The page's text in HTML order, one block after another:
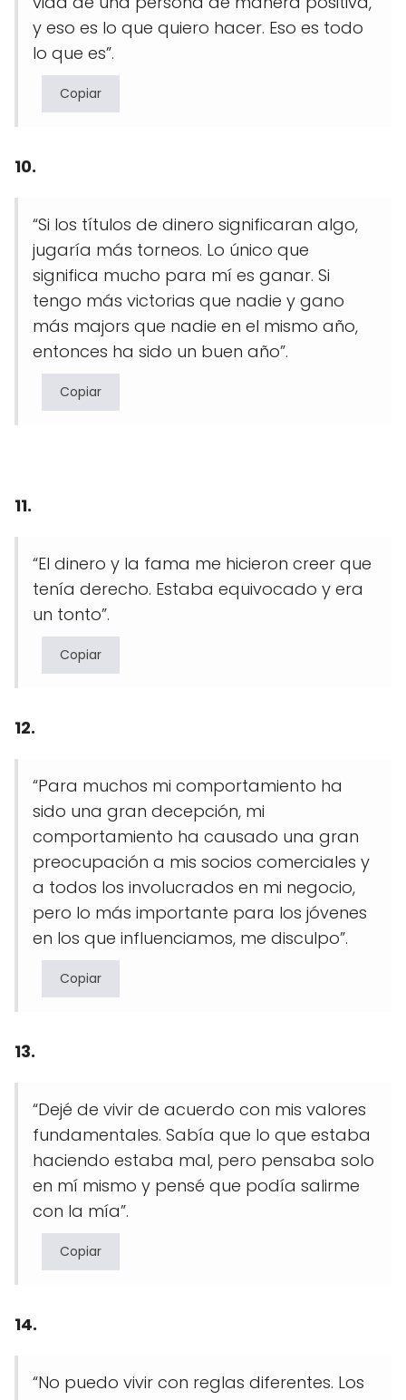
y eso es lo que quiero hacer. Eso es todo
lo que es”.
Copiar
10.
“Si los títulos de dinero significaran algo,
jugaría más torneos. Lo único que
significa mucho para mí es ganar. Si
tengo más victorias que nadie y gano
más majors que nadie en el mismo año,
entonces ha sido un buen año”.
Copiar
11.
“El dinero y la fama me hicieron creer que
tenía derecho. Estaba equivocado y era
un tonto”.
Copiar
12.
“Para muchos mi comportamiento ha
sido una gran decepción, mi
comportamiento ha causado una gran
preocupación a mis socios comerciales y
a todos los involucrados en mi negocio,
pero lo más importante para los jóvenes
en los que influenciamos, me disculpo”.
Copiar
13.
“Dejé de vivir de acuerdo con mis valores
fundamentales. Sabía que lo que estaba
haciendo estaba mal, pero pensaba solo
en mí mismo y pensé que podía salirme
con la mía”.
Copiar
14.
“No puedo vivir con reglas diferentes. Los